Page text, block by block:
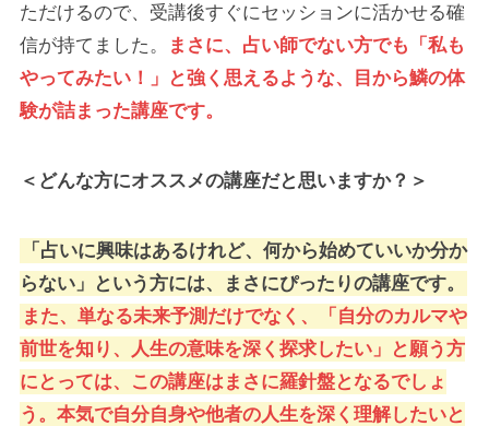
ただけるので、受講後すぐにセッションに活かせる確
信が持てました。
まさに、占い師でない方でも「私も
やってみたい！」と強く思えるような、目から鱗の体
験が詰まった講座です。
＜どんな方にオススメの講座だと思いますか？＞
「占いに興味はあるけれど、何から始めていいか分か
らない」という方には、まさにぴったりの講座です。
また、単なる未来予測だけでなく、「自分のカルマや
前世を知り、人生の意味を深く探求したい」と願う方
にとっては、この講座はまさに羅針盤となるでしょ
う。本気で自分自身や他者の人生を深く理解したいと